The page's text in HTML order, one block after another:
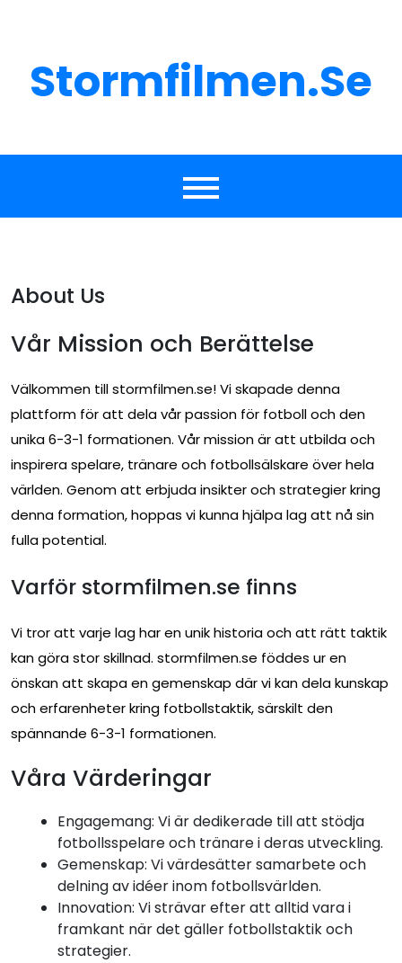
Stormfilmen.se
About Us
Vår Mission och Berättelse
Välkommen till stormfilmen.se! Vi skapade denna
plattform för att dela vår passion för fotboll och den
unika 6-3-1 formationen. Vår mission är att utbilda och
inspirera spelare, tränare och fotbollsälskare över hela
världen. Genom att erbjuda insikter och strategier kring
denna formation, hoppas vi kunna hjälpa lag att nå sin
fulla potential.
Varför stormfilmen.se finns
Vi tror att varje lag har en unik historia och att rätt taktik
kan göra stor skillnad. stormfilmen.se föddes ur en
önskan att skapa en gemenskap där vi kan dela kunskap
och erfarenheter kring fotbollstaktik, särskilt den
spännande 6-3-1 formationen.
Våra Värderingar
Engagemang: Vi är dedikerade till att stödja
fotbollsspelare och tränare i deras utveckling.
Gemenskap: Vi värdesätter samarbete och
delning av idéer inom fotbollsvärlden.
Innovation: Vi strävar efter att alltid vara i
framkant när det gäller fotbollstaktik och
strategier.